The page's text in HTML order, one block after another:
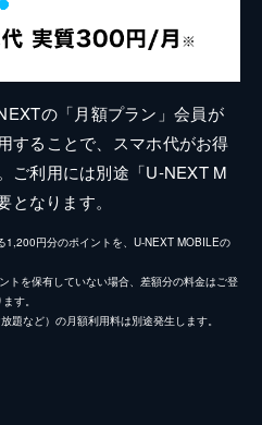
の「月額プラン」会員が
することで、スマホ代がお得
ご利用には別途「U-NEXT M
なります。
1,200円分のポイントを、U-NEXT MOBILEの
トを保有していない場合、差額分の料金はご登
す。
題など）の月額利用料は別途発生します。